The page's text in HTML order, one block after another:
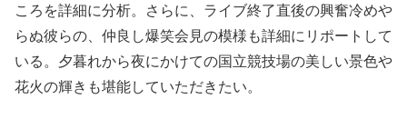
ころを詳細に分析。さらに、ライブ終了直後の興奮冷めや
らぬ彼らの、仲良し爆笑会見の模様も詳細にリポートして
いる。夕暮れから夜にかけての国立競技場の美しい景色や
花火の輝きも堪能していただきたい。